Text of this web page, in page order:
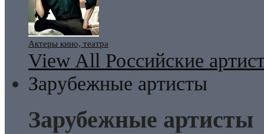
Актеры кино, театра
View All Российские
Зарубежные артисты
Зарубежные артисты